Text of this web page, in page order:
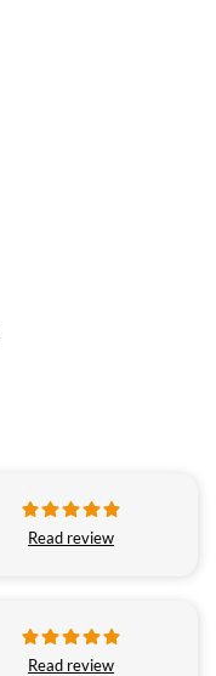
Read review
Read review